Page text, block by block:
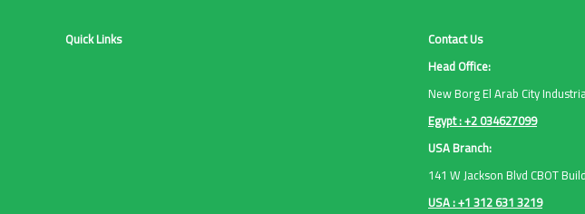
Quick Links
Contact Us
Head Office:
New Borg El Arab City
Egypt : +2 034627099
USA Branch:
141 W Jackson Blvd CBOT
USA : +1 312 631 3219